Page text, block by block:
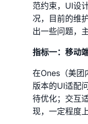
范约束，UI设
况，目前的维
出一些问题，
指标一：移动
在Ones（美团
版本的UI适配
待优化；交互
现，一定程度